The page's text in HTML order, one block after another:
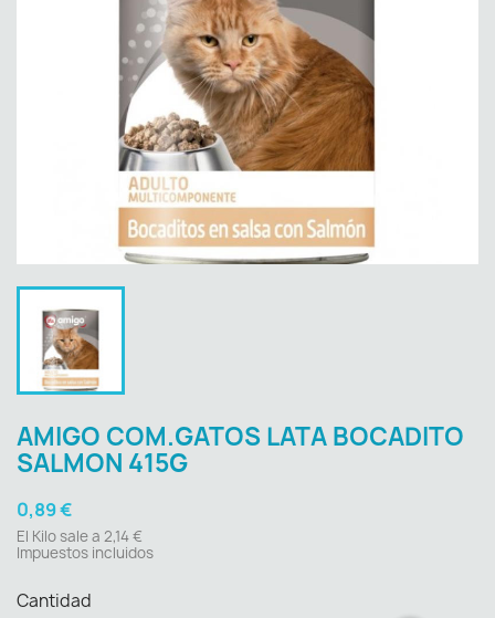
AMIGO COM.GATOS LATA BOCADITO
SALMON 415G
0,89 €
El Kilo sale a 2,14 €
Impuestos incluidos
Cantidad